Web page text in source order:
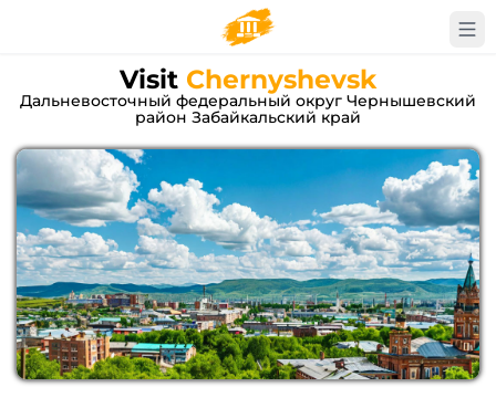
Visit Chernyshevsk
Дальневосточный федеральный округ Чернышевский
район Забайкальский край